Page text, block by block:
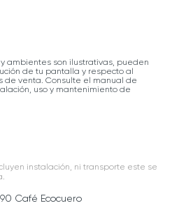
ambientes son ilustrativas, pueden
de tu pantalla y respecto al
de venta. Consulte el manual de
uso y mantenimiento de
instalación, ni transporte este se
Café Ecocuero